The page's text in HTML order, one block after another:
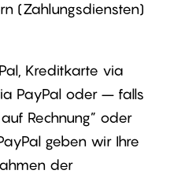
(Zahlungsdiensten)
Kreditkarte via
PayPal oder – falls
Rechnung” oder
geben wir Ihre
der